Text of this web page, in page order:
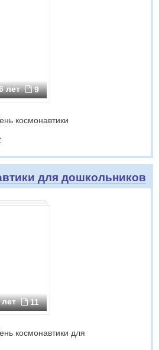
лет 9
космонавтики
для дошкольников
лет 11
космонавтики для